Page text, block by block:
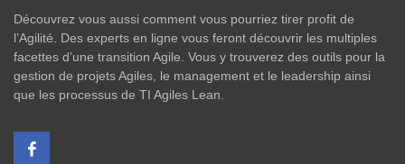
Découvrez vous aussi comment vous pourriez tirer profit de
l’Agilité. Des experts en ligne vous feront découvrir les multiples
facettes d’une transition Agile. Vous y trouverez des outils pour la
gestion de projets Agiles, le management et le leadership ainsi
que les processus de TI Agiles Lean.